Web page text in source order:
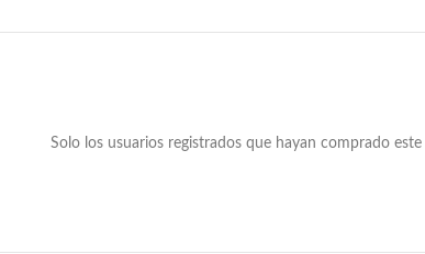
Solo los usuarios registrados que hayan comprado